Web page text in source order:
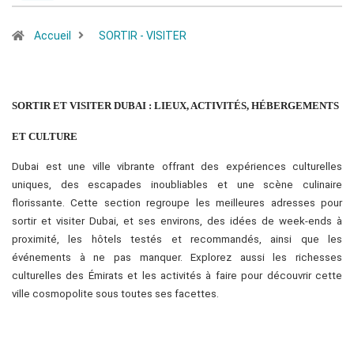
Accueil SORTIR - VISITER
SORTIR ET VISITER DUBAI : LIEUX, ACTIVITÉS, HÉBERGEMENTS
ET CULTURE
Dubai est une ville vibrante offrant des expériences culturelles
uniques, des escapades inoubliables et une scène culinaire
florissante. Cette section regroupe les meilleures adresses pour
sortir et visiter Dubai, et ses environs, des idées de week-ends à
proximité, les hôtels testés et recommandés, ainsi que les
événements à ne pas manquer. Explorez aussi les richesses
culturelles des Émirats et les activités à faire pour découvrir cette
ville cosmopolite sous toutes ses facettes.